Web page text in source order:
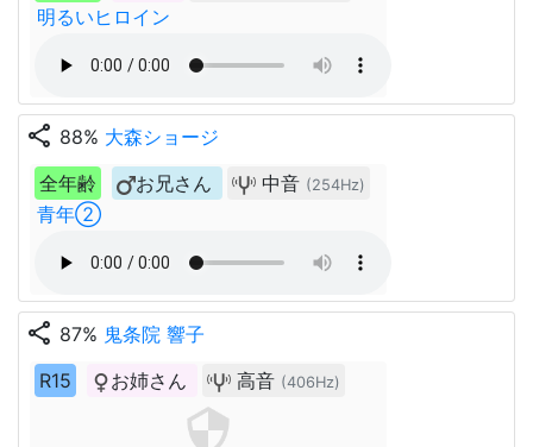
明るいヒロイン
share 88% 大森ショージ
全年齢
お兄さん 中音 (254Hz)
青年②
share 87% 鬼条院 響子
R15
お姉さん 高音 (406Hz)